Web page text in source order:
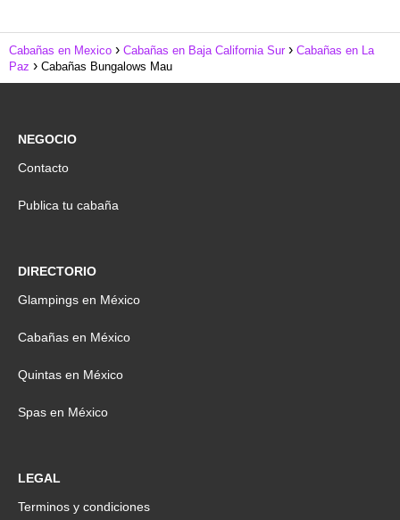
Cabañas en Mexico Cabañas en Baja California Sur
Cabañas en La
Paz
Cabañas Bungalows Mau
NEGOCIO
Contacto
Publica tu cabaña
DIRECTORIO
Glampings en México
Cabañas en México
Quintas en México
Spas en México
LEGAL
Terminos y condiciones